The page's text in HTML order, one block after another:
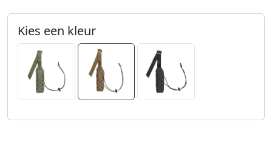
Kies een kleur